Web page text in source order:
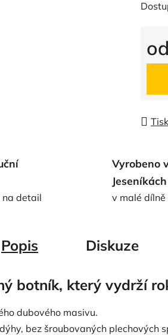
od
Tisk
na detail
Vyrobeno
Jeseníkách
v malé dílně
Popis Diskuze
botník, který vydrží
dubového masivu.
bez šroubovaných plechových